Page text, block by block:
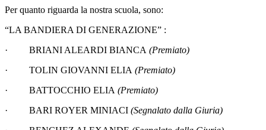
Per quanto riguarda la nostra scuola, sono:
“LA BANDIERA DI GENERAZIONE” :
· BRIANI ALEARDI BIANCA (Premiato)
· TOLIN GIOVANNI ELIA (Premiato)
· BATTOCCHIO ELIA (Premiato)
· BARI ROYER MINIACI (Segnalato dalla Giuria)